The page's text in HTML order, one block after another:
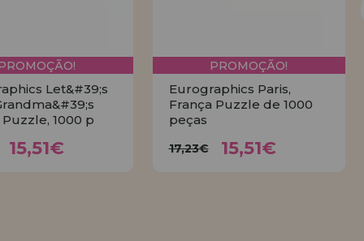
Let&#39;s
1000 p
15,51€
PROMOÇÃO!
Eurographics Paris,
França Puzzle de 1000
peças
17,23€ 15,51€